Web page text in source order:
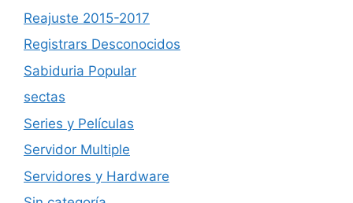
Reajuste 2015-2017
Registrars Desconocidos
Sabiduria Popular
sectas
Series y Películas
Servidor Multiple
Servidores y Hardware